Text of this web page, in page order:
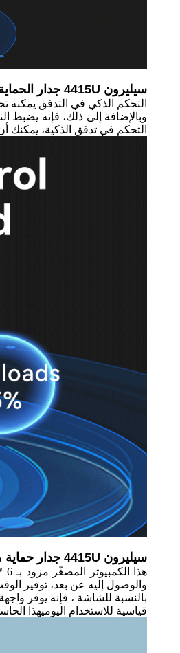
سيليرون 4415U جدار الحماية جهاز كمبيوتر صغير وظيفة التحكم الذكي في حركة المرور:
التحكم الذكي في التدفق يمكنه
وبالإضافة إلى ذلك، فإنه يضبط
التحكم في تدفق الذكية،
سيليرون 4415U جدار حماية ميني جهاز كمبيوتر واجهة عرض:
والوصول إليه عن بعد، توفير
قياسية للاستخدام اليوميهذا